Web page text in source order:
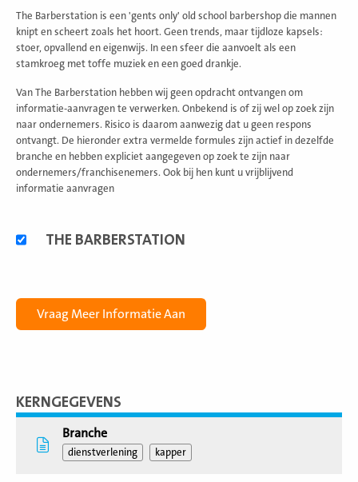
The Barberstation is een 'gents only' old school barbershop die mannen
knipt en scheert zoals het hoort. Geen trends, maar tijdloze kapsels:
stoer, opvallend en eigenwijs. In een sfeer die aanvoelt als een
stamkroeg met toffe muziek en een goed drankje.
Van The Barberstation hebben wij geen opdracht ontvangen om
informatie-aanvragen te verwerken. Onbekend is of zij wel op zoek zijn
naar ondernemers. Risico is daarom aanwezig dat u geen respons
ontvangt. De hieronder extra vermelde formules zijn actief in dezelfde
branche en hebben expliciet aangegeven op zoek te zijn naar
ondernemers/franchisenemers. Ook bij hen kunt u vrijblijvend
informatie aanvragen
formulesTHE BARBERSTATION
KERNGEGEVENS
Branche
dienstverlening kapper